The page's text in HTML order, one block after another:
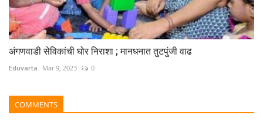
अंगणवाडी सेविकांची घोर निराशा ; मानधनात तुटपुंजी वाढ
Eduvarta Mar 9, 2023 0
COMMENTS